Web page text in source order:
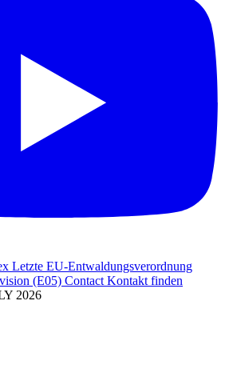
Letzte EU-Entwaldungsverordnung
(E05) ContactKontakt finden
2026